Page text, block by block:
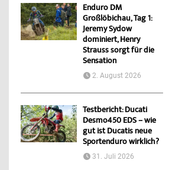
Enduro DM
Großlöbichau, Tag 1:
Jeremy Sydow
dominiert, Henry
Strauss sorgt für die
Sensation
2. August 2026
Testbericht: Ducati
Desmo450 EDS – wie
gut ist Ducatis neue
Sportenduro wirklich?
31. Juli 2026